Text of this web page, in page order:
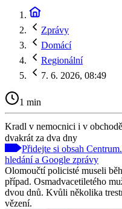
Zprávy
Domácí
Regionální
7. 6. 2026, 08:49
1 min
Kradl v nemocnici i v
dvakrát za dva dny
Přidejte si obsah
hledání a Google zprávy
Olomoučtí policisté museli
případ. Osmadvacetiletého
dvou dnů. Kvůli několika
vězení.